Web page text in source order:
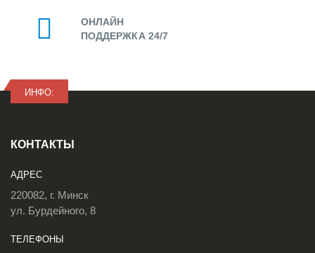
ОНЛАЙН
ПОДДЕРЖКА 24/7
ИНФО:
КОНТАКТЫ
АДРЕС
220082, г. Минск
ул. Бурдейного, 8
ТЕЛЕФОНЫ